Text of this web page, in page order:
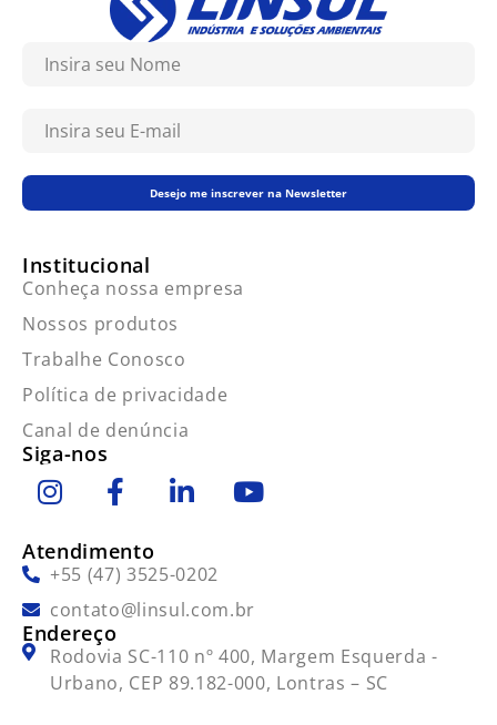
Desejo me inscrever na Newsletter
Institucional
Conheça nossa empresa
Nossos produtos
Trabalhe Conosco
Política de privacidade
Canal de denúncia
Siga-nos
Atendimento
+55 (47) 3525-0202
contato@linsul.com.br
Endereço
Rodovia SC-110 nº 400, Margem Esquerda -
Urbano, CEP 89.182-000, Lontras – SC